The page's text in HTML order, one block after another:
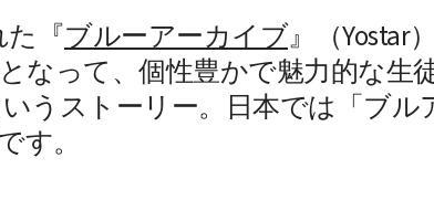
た『ブルーアーカイブ』（Yostar
なって、個性豊かで魅力的な生
うストーリー。日本では「ブル
す。